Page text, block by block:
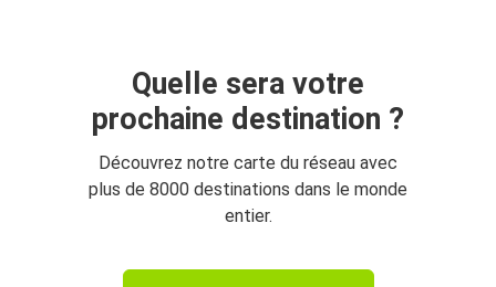
Quelle sera votre
prochaine destination ?
Découvrez notre carte du réseau avec
plus de 8000 destinations dans le monde
entier.